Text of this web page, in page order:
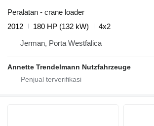
Peralatan - crane loader
2012
180 HP (132 kW)
4x2
Jerman, Porta Westfalica
Annette Trendelmann Nutzfahrzeuge